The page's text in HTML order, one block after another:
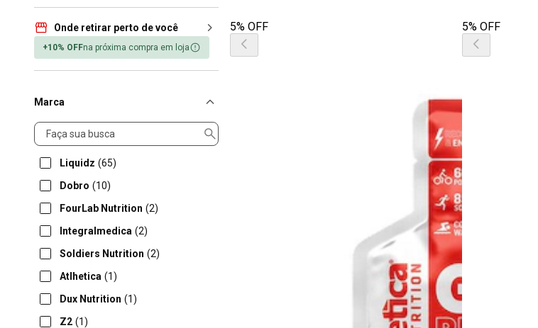
Onde retirar perto de você
+10% OFFna próxima compra em loja
Marca
Marca
Liquidz (65)
Dobro (10)
FourLab Nutrition (2)
Integralmedica (2)
Soldiers Nutrition (2)
Atlhetica (1)
Dux Nutrition (1)
Z2 (1)
5% OFF 5% OFF